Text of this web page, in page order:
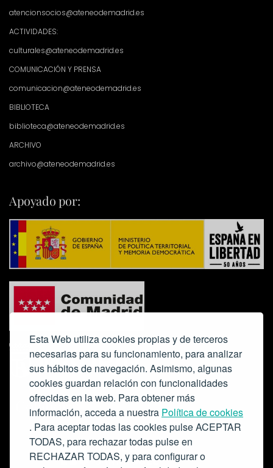
Esta Web utiliza cookies propias y de terceros
necesarias para su funcionamiento, para analizar
sus hábitos de navegación. Asimismo, algunas
cookies guardan relación con funcionalidades
ofrecidas en la web. Para obtener más
información, acceda a nuestra Política de cookies
. Para aceptar todas las cookies pulse ACEPTAR
TODAS, para rechazar todas pulse en
RECHAZAR TODAS, y para configurar o
atencionsocios@ateneodemadrid.es
ACTIVIDADES:
culturales@ateneodemadrid.es
COMUNICACIÓN Y PRENSA
comunicacion@ateneodemadrid.es
BIBLIOTECA
biblioteca@ateneodemadrid.es
ARCHIVO
archivo@ateneodemadrid.es
Apoyado por:
Colabora: